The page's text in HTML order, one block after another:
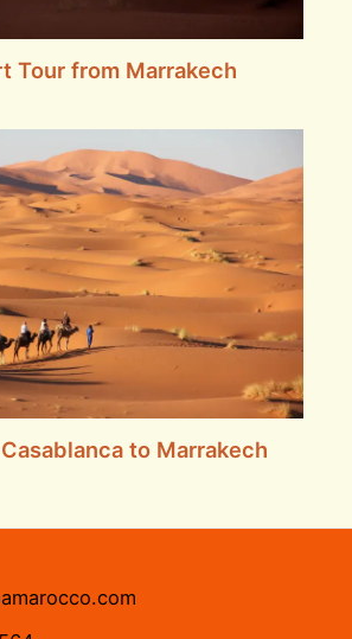
Tour from Marrakech
to Marrakech